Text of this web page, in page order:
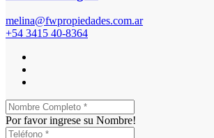
melina@fwpropiedades.com.ar
+54 3415 40-8364
Por favor ingrese su Nombre!